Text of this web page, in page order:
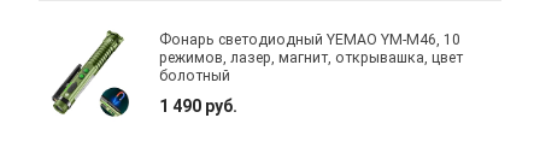
Фонарь светодиодный YEMAO YM-M46, 10
режимов, лазер, магнит, открывашка, цвет
болотный
1 490 руб.